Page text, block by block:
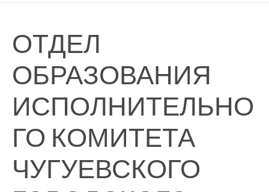
ОТДЕЛ
ОБРАЗОВАНИЯ
ИСПОЛНИТЕЛЬНО
ГО КОМИТЕТА
ЧУГУЕВСКОГО